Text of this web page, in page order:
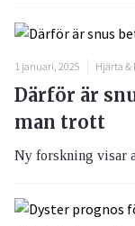
1 januari, 2025 Hjärta &
Därför är
man trott
Ny forskning visar